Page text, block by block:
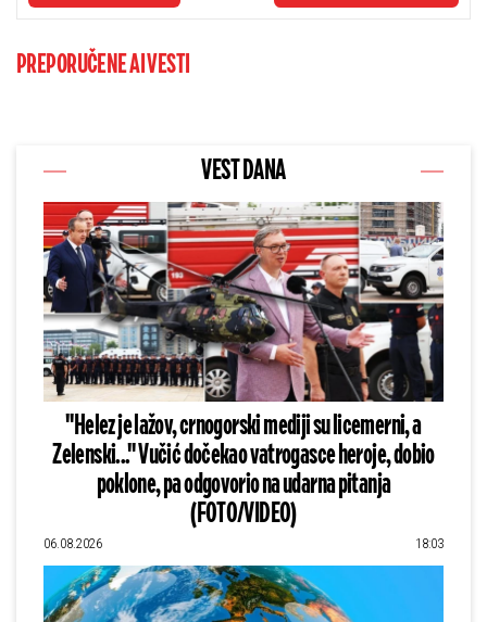
PREPORUČENE AI VESTI
VEST DANA
"Helez je lažov, crnogorski mediji su licemerni, a
Zelenski..." Vučić dočekao vatrogasce heroje, dobio
poklone, pa odgovorio na udarna pitanja
(FOTO/VIDEO)
06.08.2026 18:03